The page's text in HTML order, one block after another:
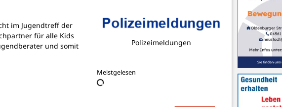
im Jugendtreff der
für alle Kids
und somit
Polizeimeldungen
Meistgelesen